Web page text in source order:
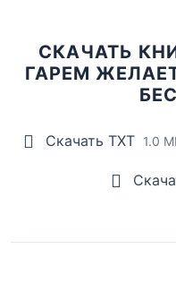
СКАЧАТЬ
ГАРЕМ
Скачать TXT 1.0